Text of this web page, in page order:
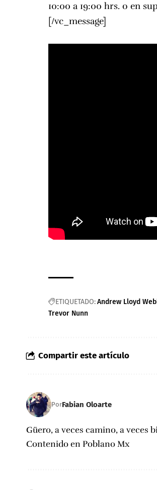
10:00 a 19:00 hrs. o en
[/vc_message]
ETIQUETADO:Andrew Lloyd
Trevor Nunn
Compartir este artículo
PorFabian Oloarte
Güero, a veces camino, a veces
Contenido en Poblano Mx